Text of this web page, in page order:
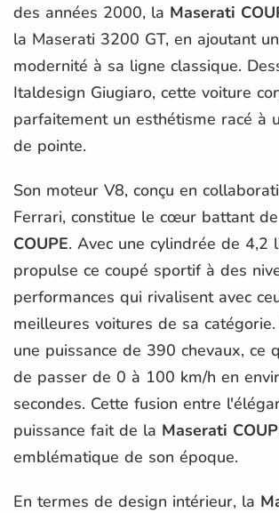
des années 2000, la Maserati
la Maserati 3200 GT, en ajoutant
modernité à sa ligne classique.
Italdesign Giugiaro, cette voiture
parfaitement un esthétisme racé à
de pointe.
Son moteur V8, conçu en
Ferrari, constitue le cœur battant
COUPE. Avec une cylindrée de 4,2
propulse ce coupé sportif à des
performances qui rivalisent avec
meilleures voitures de sa
une puissance de 390 chevaux, ce
de passer de 0 à 100 km/h en
secondes. Cette fusion entre
puissance fait de la Maserati
emblématique de son époque.
En termes de design intérieur, la